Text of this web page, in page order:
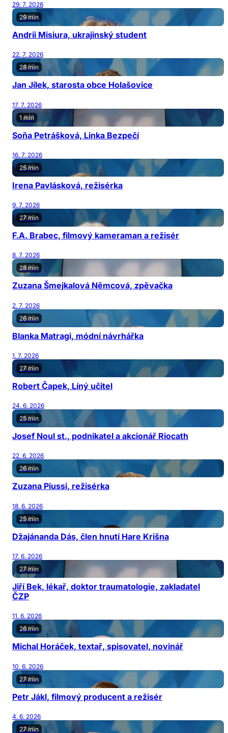
29. 7. 2026
29 min
Andrii Misiura, ukrajinský student
22. 7. 2026
28 min
Jan Jílek, starosta obce Holašovice
17. 7. 2026
1 min
Soňa Petrášková, Linka Bezpečí
16. 7. 2026
25 min
Irena Pavlásková, režisérka
9. 7. 2026
27 min
F.A. Brabec, filmový kameraman a režisér
8. 7. 2026
28 min
Zuzana Šmejkalová Němcová, zpěvačka
2. 7. 2026
26 min
Blanka Matragi, módní návrhářka
1. 7. 2026
27 min
Robert Čapek, Líný učitel
24. 6. 2026
25 min
Josef Noul st., podnikatel a akcionář Riocath
22. 6. 2026
26 min
Zuzana Piussi, režisérka
18. 6. 2026
25 min
Džajánanda Dás, člen hnutí Hare Krišna
17. 6. 2026
27 min
Jiří Bek, lékař, doktor traumatologie, zakladatel
ČZP
11. 6. 2026
26 min
Michal Horáček, textař, spisovatel, novinář
10. 6. 2026
27 min
Petr Jákl, filmový producent a režisér
4. 6. 2026
27 min